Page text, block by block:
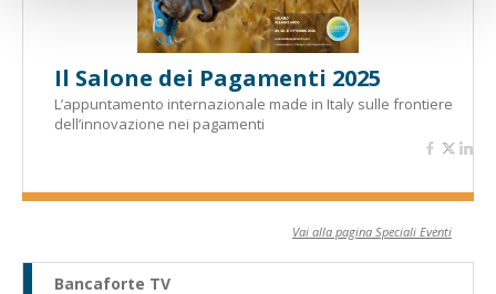
Il Salone dei Pagamenti 2025
L’appuntamento internazionale made in Italy sulle frontiere
dell’innovazione nei pagamenti
Vai alla pagina Speciali Eventi
Bancaforte TV